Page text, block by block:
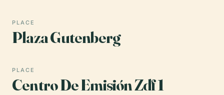
PLACE
Plaza Gutenberg
PLACE
Centro De Emisión Zdf 1